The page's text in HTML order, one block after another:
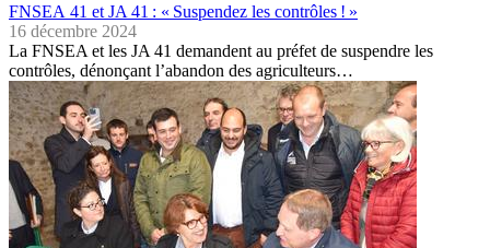
FNSEA 41 et JA 41 : « Suspendez les contrôles ! »
16 décembre 2024
La FNSEA et les JA 41 demandent au préfet de suspendre les
contrôles, dénonçant l’abandon des agriculteurs…